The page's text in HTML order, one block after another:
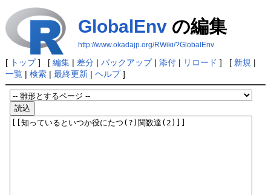
GlobalEnvの編集
http://www.okadajp.org/RWiki/?GlobalEnv
[ トップ] [ 編集| 差分| バックアップ| 添付| リロード ] [ 新規 |
一覧| 検索| 最終更新| ヘルプ]